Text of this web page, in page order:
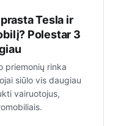
Tesla ir
Polestar 3
priemonių rinka
siūlo vis daugiau
vairuotojus,